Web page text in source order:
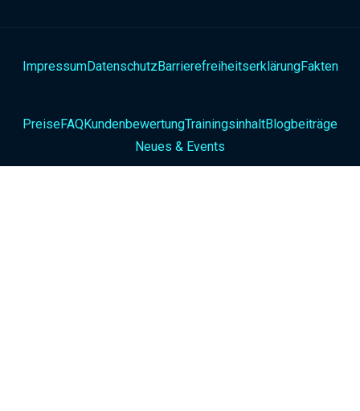
ImpressumDatenschutz BarrierefreiheitserklärungFakten
PreiseFAQKundenbewertungTrainingsinhaltBlogbeiträge
Neues & Events